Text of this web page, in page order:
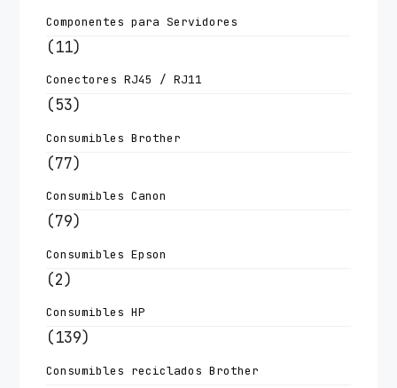
Componentes para Servidores
(11)
Conectores RJ45 / RJ11
(53)
Consumibles Brother
(77)
Consumibles Canon
(79)
Consumibles Epson
(2)
Consumibles HP
(139)
Consumibles reciclados Brother